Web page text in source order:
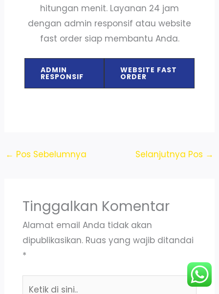
hitungan menit. Layanan 24 jam
dengan admin responsif atau website
fast order siap membantu Anda.
ADMIN
RESPONSIF
WEBSITE FAST
ORDER
← Pos Sebelumnya Selanjutnya Pos →
Tinggalkan Komentar
Alamat email Anda tidak akan
dipublikasikan. Ruas yang wajib ditandai
*